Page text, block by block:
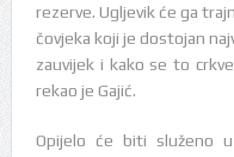
rezerve. Ugljevik će ga
čovjeka koji je dostojan
zauvijek i kako se to
rekao je Gajić.
Opijelo će biti služeno